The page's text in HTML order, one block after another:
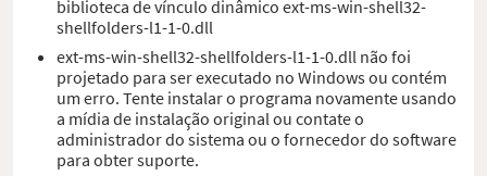
biblioteca de vínculo dinâmico ext-ms-win-shell32-
shellfolders-l1-1-0.dll
ext-ms-win-shell32-shellfolders-l1-1-0.dll não foi
projetado para ser executado no Windows ou contém
um erro. Tente instalar o programa novamente usando
a mídia de instalação original ou contate o
administrador do sistema ou o fornecedor do software
para obter suporte.